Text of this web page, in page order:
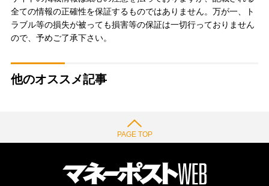
全ての情報の正確性を保証するものではありません。万が一、ト
ラブル等の損失が被っても損害等の保証は一切行っておりません
ので、予めご了承下さい。
他のオススメ記事
PAGE TOP